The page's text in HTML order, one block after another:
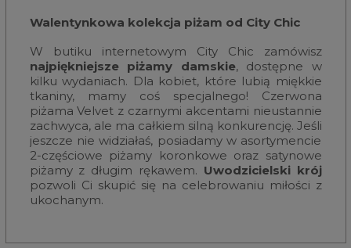
Walentynkowa kolekcja piżam od City Chic
W butiku internetowym City Chic zamówisz
najpiękniejsze piżamy damskie, dostępne w
kilku wydaniach. Dla kobiet, które lubią miękkie
tkaniny, mamy coś specjalnego! Czerwona
piżama Velvet z czarnymi akcentami nieustannie
zachwyca, ale ma całkiem silną konkurencję. Jeśli
jeszcze nie widziałaś, posiadamy w asortymencie
2-częściowe piżamy koronkowe oraz satynowe
piżamy z długim rękawem. Uwodzicielski krój
pozwoli Ci skupić się na celebrowaniu miłości z
ukochanym.